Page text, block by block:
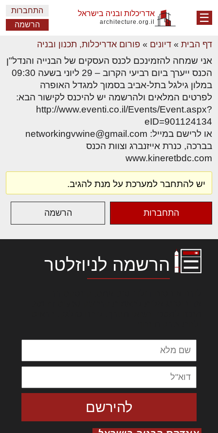
☰ אדריכלות ובניה בישראל
architecture.org.il
התחברות
הרשמה
דף הבית » דיונים » פורום אדריכלות, תכנון ובניה
אני שמחה להזמינכם לכנס העסקים של הבנייה והנדל"ן
הכנס ייערך ביום רביעי הקרוב – 29 ליוני בשעה 09:30
במלון גילגל בתל-אביב בסמוך למגדל האופרה
לפרטים המלאים ולהרשמה יש להיכנס לקישור הבא:
http://www.eventi.co.il/Events/Event.aspx?
eID=901124134
או לרישם במייל: networkingvwine@gmail.com
בברכה, כנרת אייזנברג וצוות הכנס
www.kineretbdc.com
יש להתחבר למערכת על מנת להגיב.
התחברות הרשמה
הרשמה לניוזלטר